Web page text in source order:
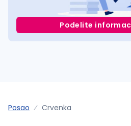
Podelite
Posao Crvenka